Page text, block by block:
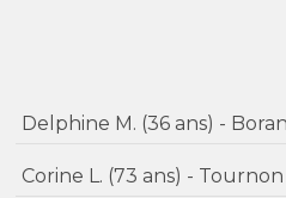
Delphine M. (36
Corine L. (73 ans) -